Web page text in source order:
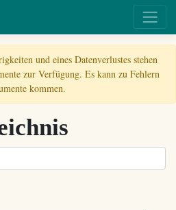
und eines Datenverlustes stehen
zur Verfügung. Es kann zu Fehlern
kommen.